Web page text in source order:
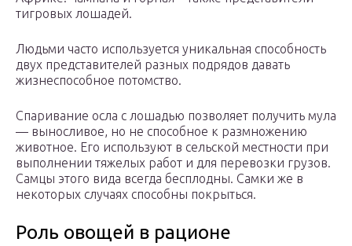
тигровых лошадей.
Людьми часто используется уникальная способность
двух представителей разных подрядов давать
жизнеспособное потомство.
Спаривание осла с лошадью позволяет получить мула
— выносливое, но не способное к размножению
животное. Его используют в сельской местности при
выполнении тяжелых работ и для перевозки грузов.
Самцы этого вида всегда бесплодны. Самки же в
некоторых случаях способны покрыться.
Роль овощей в рационе